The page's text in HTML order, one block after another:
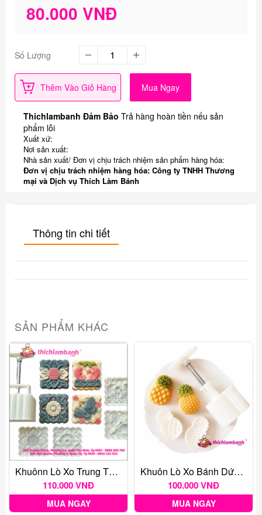
80.000 VNĐ
Số Lượng
Thêm Vào Giỏ Hàng Mua Ngay
Thichlambanh Đảm Bảo Trả hàng hoàn tiền nếu sản
phẩm lỗi
Xuất xứ:
Nơi sản xuất:
Nhà sản xuất/ Đơn vị chịu trách nhiệm sản phẩm hàng hóa:
Đơn vị chịu trách nhiệm hàng hóa: Công ty TNHH Thương
mại và Dịch vụ Thích Làm Bánh
Thông tin chi tiết
SẢN PHẨM KHÁC
Khuônn Lò Xo Trung Thu 200-250G Vuông 4M Hoa Bướm
110.000 VNĐ
MUA NGAY
Khuôn Lò Xo Bánh Dứa 4 Mặt 50gr
100.000 VNĐ
MUA NGAY